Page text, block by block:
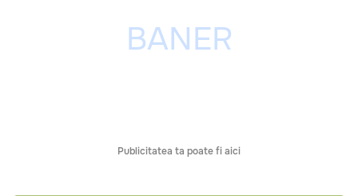
Publicitatea ta poate fi aici